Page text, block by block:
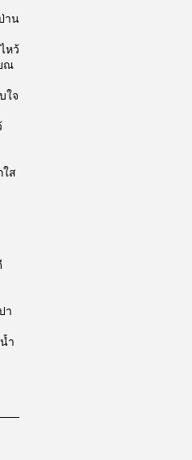
าน
หว้
ณ
ใจ
ส
า
ำ